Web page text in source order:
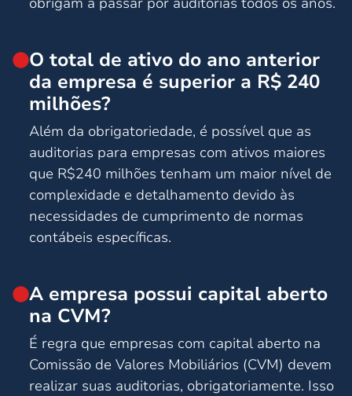
O total de ativo do ano anterior
da empresa é superior a R$ 240
milhões?
Além da obrigatoriedade, é possível que as
auditorias para empresas com ativos maiores
que R$240 milhões tenham um maior nível de
complexidade e detalhamento devido às
necessidades de cumprimento de normas
contábeis específicas.
A empresa possui capital aberto
na CVM?
É regra que empresas com capital aberto na
Comissão de Valores Mobiliários (CVM) devem
realizar suas auditorias, obrigatoriamente. Isso